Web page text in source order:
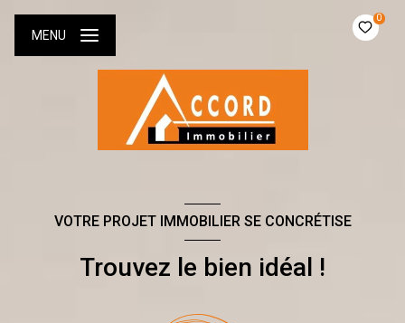
0
MENU
VOTRE PROJET IMMOBILIER SE CONCRÉTISE
Trouvez le bien idéal !